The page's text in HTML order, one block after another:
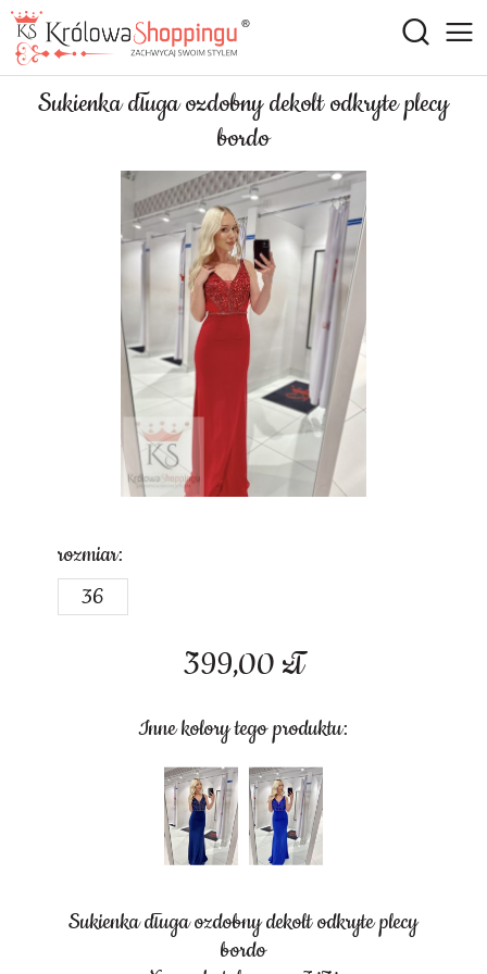
Sukienka długa ozdobny dekolt odkryte plecy
bordo
399,00 zł
Inne kolory tego produktu:
rozmiar:
36
Sukienka długa ozdobny dekolt odkryte plecy
bordo